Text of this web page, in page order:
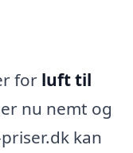
for luft til
er nu nemt og
kan